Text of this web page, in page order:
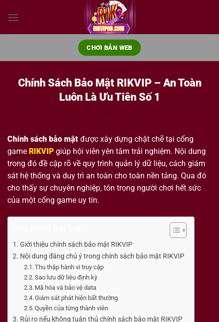
qua
CHƠI BẢN WEB
Chính Sách Bảo Mật RIKVIP – An Toàn
Luôn Là Ưu Tiên Số 1
Chính sách bảo mật được xây dựng chặt chẽ tại cổng
game RIKVIP giúp hội viên yên tâm trải nghiệm. Nội dung
trong đó đề cập rõ về quy trình quản lý dữ liệu, cách giám
sát hệ thống và duy trì an toàn cho toàn nền tảng. Qua đó
cho thấy sự chuyên nghiệp, tôn trọng người chơi hết sức
của một cổng game uy tín.
Giới thiệu chính sách bảo mật RIKVIP
Nội dung đáng chú ý trong chính sách bảo mật RIKVIP
Thu thập hành vi truy cập
Sao lưu dữ liệu định kỳ
Mã hóa và bảo vệ data
Giám sát phát hiện bất thường
Quyền của từng thành viên
Rủi ro nếu không tuân thủ chính sách bảo mật RIKVIP